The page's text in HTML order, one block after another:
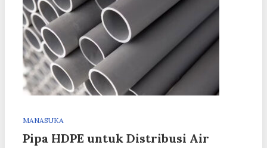
MANASUKA
Pipa HDPE untuk Distribusi Air